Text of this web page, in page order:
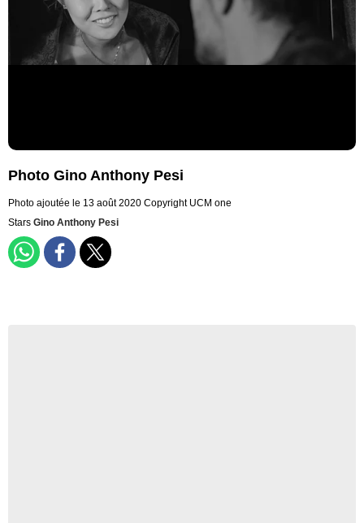
Photo Gino Anthony Pesi
Photo ajoutée le 13 août 2020 Copyright UCM one
Stars Gino Anthony Pesi